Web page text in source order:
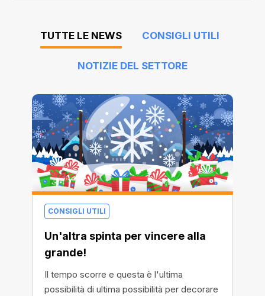
TUTTE LE NEWS CONSIGLI UTILI
NOTIZIE DEL SETTORE
CONSIGLI UTILI
Un'altra spinta per vincere alla
grande!
Il tempo scorre e questa è l'ultima
possibilità di ultima possibilità per decorare